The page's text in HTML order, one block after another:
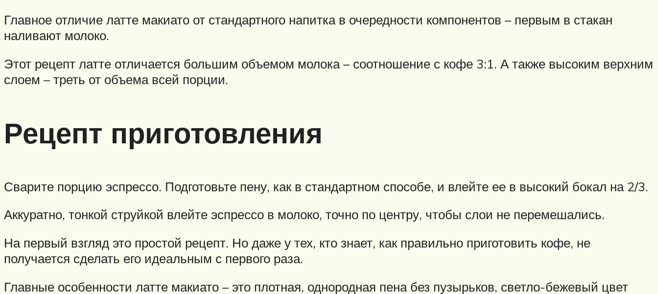
Главное отличие латте макиато от стандартного напитка в очередности компонентов – первым в стакан
наливают молоко.
Этот рецепт латте отличается большим объемом молока – соотношение с кофе 3:1. А также высоким верхним
слоем – треть от объема всей порции.
Рецепт приготовления
Сварите порцию эспрессо. Подготовьте пену, как в стандартном способе, и влейте ее в высокий бокал на 2/3.
Аккуратно, тонкой струйкой влейте эспрессо в молоко, точно по центру, чтобы слои не перемешались.
На первый взгляд это простой рецепт. Но даже у тех, кто знает, как правильно приготовить кофе, не
получается сделать его идеальным с первого раза.
Главные особенности латте макиато – это плотная, однородная пена без пузырьков, светло-бежевый цвет